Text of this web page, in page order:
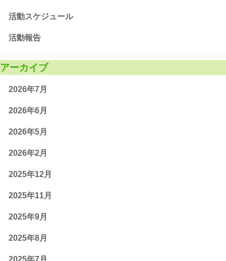
活動スケジュール
活動報告
アーカイブ
2026年7月
2026年6月
2026年5月
2026年2月
2025年12月
2025年11月
2025年9月
2025年8月